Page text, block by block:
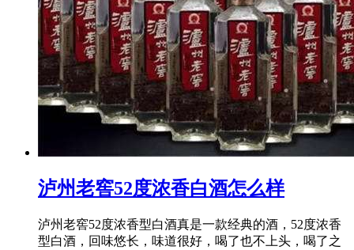
泸州老窖52度浓香白酒怎么样
泸州老窖52度浓香型白酒真是一款经典的酒，52度浓香
型白酒，回味悠长，味道很好，喝了也不上头，喝了之